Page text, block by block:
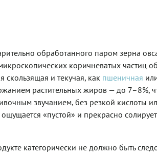
обработанного паром зерна
коричневатых частиц
скользящая и текучая, как пшеничная
растительных жиров — до 7–8%,
звучанием, без резкой кислоты
«пустой» и прекрасно
категорически не должно быть